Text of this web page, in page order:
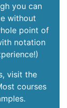
you can
without
point of
notation
visit the
courses